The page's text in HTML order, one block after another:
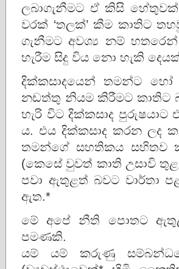
ලබාගැනීමට ඒ කිසි
වරක් ‘තලක්’ කීම කාතිට
ගැනීමට අවශ්‍ය නම් හතරෙන්
හැරීම සිදු විය නො හැකි
දික්කසාදයෙන් තමන්ට හෝ
නඩත්තු නියම කිරීමට කාතිට
හැරි විට දික්කසාද
ය. එය දික්කසාද කරන ලද
තමන්ගේ සහතිකය සහිතව
(කෙසේ වුවත් කාති උසාවි
පවා ඇතුළත් බවට වාර්තා
ඇත.*
මේ අපේ නීති පොතට
පමණකි.
යම් යම් කරුණු